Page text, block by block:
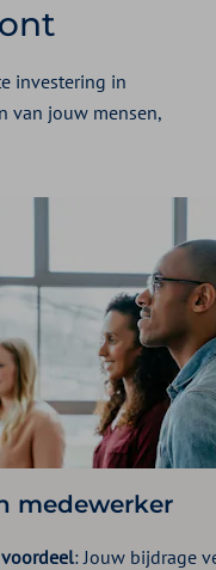
investering in
van jouw mensen,
medewerker
: Jouw bijdrage